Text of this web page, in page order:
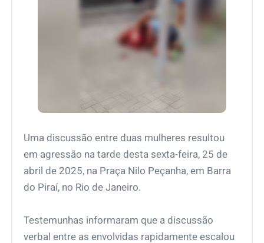
Uma discussão entre duas mulheres resultou
em agressão na tarde desta sexta-feira, 25 de
abril de 2025, na Praça Nilo Peçanha, em Barra
do Piraí, no Rio de Janeiro.
Testemunhas informaram que a discussão
verbal entre as envolvidas rapidamente escalou